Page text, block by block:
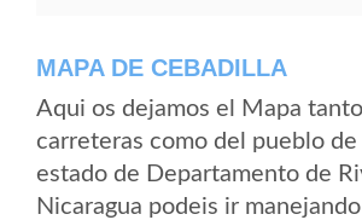
MAPA DE CEBADILLA
Aqui os dejamos el Mapa
carreteras como del pueblo de
estado de Departamento de
Nicaragua podeis ir